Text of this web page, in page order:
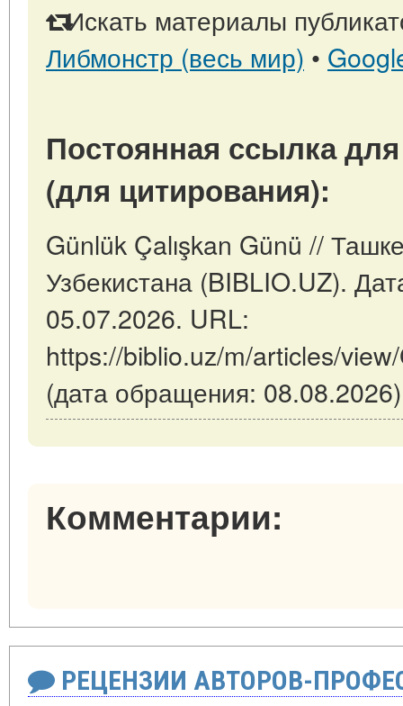
Искать материалы
Либмонстр (весь мир) •
Постоянная ссылка
(для цитирования):
Günlük Çalışkan Günü //
Узбекистана (BIBLIO.UZ).
05.07.2026. URL:
https://biblio.uz/m/articles/
(дата обращения:
Комментарии:
РЕЦЕНЗИИ АВТОРОВ-